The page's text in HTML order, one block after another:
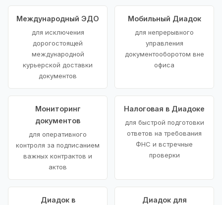
Международный ЭДО
для исключения
дорогостоящей
международной
курьерской доставки
документов
Мобильный Диадок
для непрерывного
управления
документооборотом вне
офиса
Мониторинг
документов
для оперативного
контроля за подписанием
важных контрактов и
актов
Налоговая в Диадоке
для быстрой подготовки
ответов на требования
ФНС и встречные
проверки
Диадок в
Диадок для